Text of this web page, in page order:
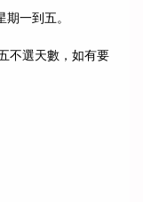
一到五。
不選天數，如有要